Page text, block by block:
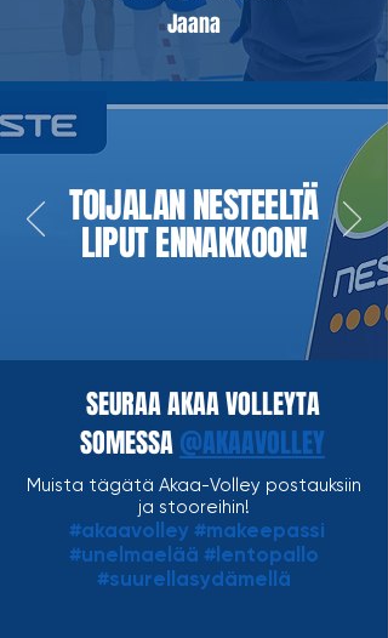
Jaana
TOIJALAN NESTEELTÄ
LIPUT ENNAKKOON!
SEURAA AKAA VOLLEYTA
SOMESSA@AKAAVOLLEY
Muista tägätä Akaa-Volley postauksiin
ja stooreihin!
#akaavolley #makeepassi
#unelmaelää #lentopallo
#suurellasydämellä